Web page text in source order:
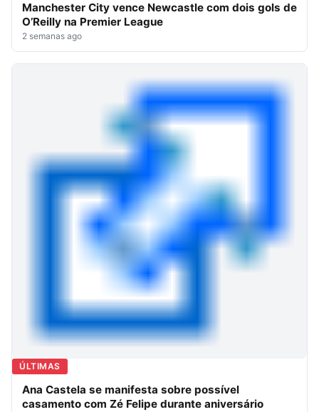
Manchester City vence Newcastle com dois gols de
O’Reilly na Premier League
2 semanas ago
ÚLTIMAS
Ana Castela se manifesta sobre possível
casamento com Zé Felipe durante aniversário